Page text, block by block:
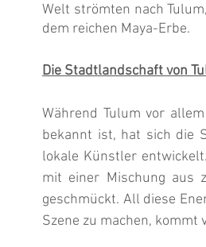
Welt strömten nach
dem reichen Maya-Erbe.
Die Stadtlandschaft von
Während Tulum vor
bekannt ist, hat sich die
lokale Künstler
mit einer Mischung aus
geschmückt. All diese
Szene zu machen,